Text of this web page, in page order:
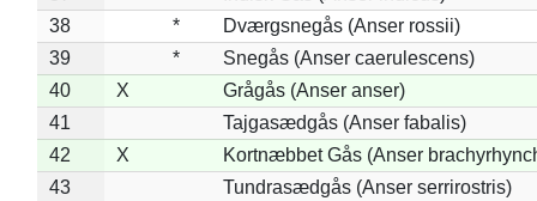
38
*
Dværgsnegås (Anser rossii)
39
*
Snegås (Anser caerulescens)
40
X
Grågås (Anser anser)
41
Tajgasædgås (Anser fabalis)
42
X
Kortnæbbet Gås (Anser
43
Tundrasædgås (Anser serrirostris)